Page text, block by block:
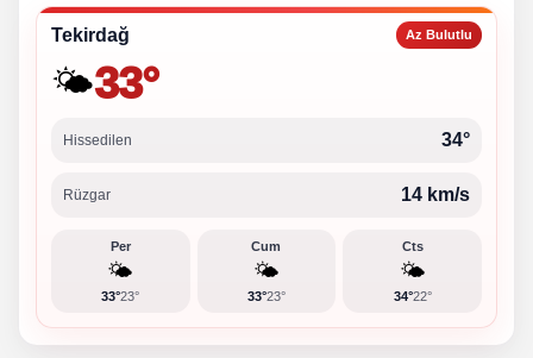
Tekirdağ Az Bulutlu
🌤️33°
Hissedilen 34°
Rüzgar 14 km/s
Per
🌤️
33°23°
Cum
🌤️
33°23°
Cts
🌤️
34°22°